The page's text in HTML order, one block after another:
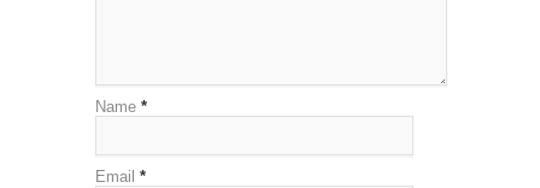
Name *
Email *